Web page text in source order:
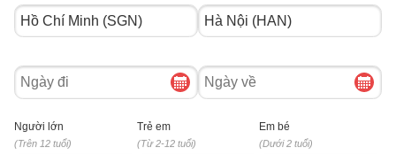
Ngày
đi
Ngày
về
Người lớn
(Trên 12 tuổi)
Trẻ em
(Từ 2-12 tuổi)
Em bé
(Dưới 2 tuổi)